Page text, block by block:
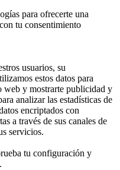
para ofrecerte una
tu consentimiento
usuarios, su
estos datos para
web y mostrarte publicidad y
analizar las estadísticas de
encriptados con
a través de sus canales de
servicios.
tu configuración y
.